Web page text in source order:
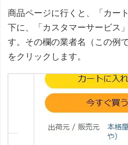
商品ページに行くと、「カー
下に、「カスタマーサービス
す。その欄の業者名（この例
をクリックします。